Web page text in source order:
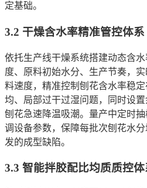
定基础。
3.2 干燥含水率精准管控体系
依托生产线干燥系统搭建动态含
度、原料初始水分、生产节奏，
料速度，精准控制刨花含水率稳
均、局部过干过湿问题，同时设
刨花急速降温吸潮。量产中定时
调设备参数，保障每批次刨花水
发的成型缺陷。
3.3 智能拌胶配比均质质控体